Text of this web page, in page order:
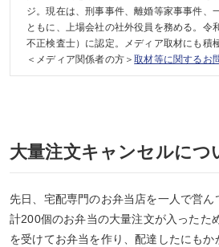
ジ。現在は、刑事事件、離婚等家事事件、
ともに、上場会社の社外役員を務める。令
不正検査士）に認定。メディア取材にも積
＜メディア関係者の方＞取材等に関するお
大量注文キャンセルにつ
先日、宅配専門のお弁当店を一人で営ん
計200個のお弁当の大量注文が入ったた
を受けてお弁当を作り、配達したにも